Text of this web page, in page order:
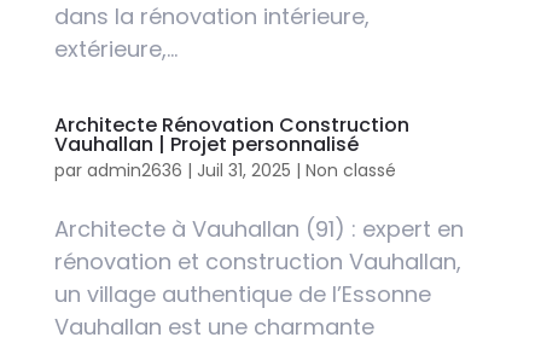
dans la rénovation intérieure,
extérieure,...
Architecte Rénovation Construction
Vauhallan | Projet personnalisé
par admin2636 | Juil 31, 2025 | Non classé
Architecte à Vauhallan (91) : expert en
rénovation et construction Vauhallan,
un village authentique de l’Essonne
Vauhallan est une charmante